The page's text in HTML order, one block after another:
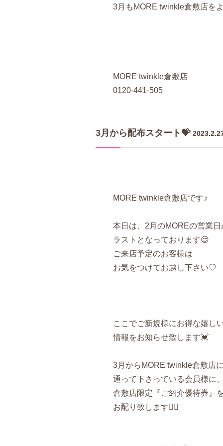
3月もMORE twinkle倉敷店を
MORE twinkle倉敷店
0120-441-505
3月から配布スタート💝
MORE twinkle倉敷店です♪
本日は、2月のMOREの営業日
ラストとなっております😌
ご来店予定のお客様は
お気をつけてお越し下さい♡
ここでご新規様にお得な嬉し
情報をお知らせ致します💓
3月からMORE twinkle倉敷店に
通って下さっている会員様に、
倉敷店限定『ご紹介優待券』
お配り致します👌🏻